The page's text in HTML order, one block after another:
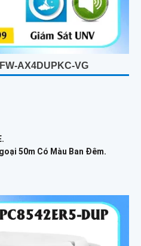
AX4DUPKC-VG
50m Có Màu Ban Ðêm.